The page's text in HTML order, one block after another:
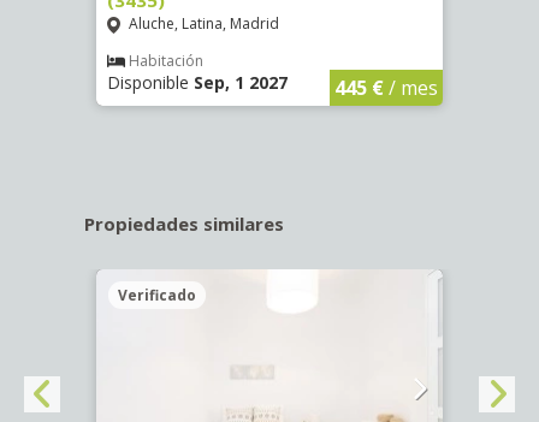
Aluche, Latina, Madrid
Habitación
Disponible Sep, 1 2027 445 €/ mes
Propiedades similares
Verificado